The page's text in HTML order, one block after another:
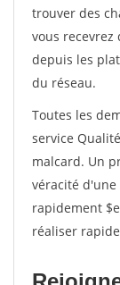
trouver des
vous recevrez
depuis les
du réseau.
Toutes les
service
malcard. Un
véracité d'une
rapidement
réaliser